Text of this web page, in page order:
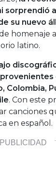
sorprendió
su nuevo
homenaje
latino.
Colombia,
. Con este
canciones
en español.